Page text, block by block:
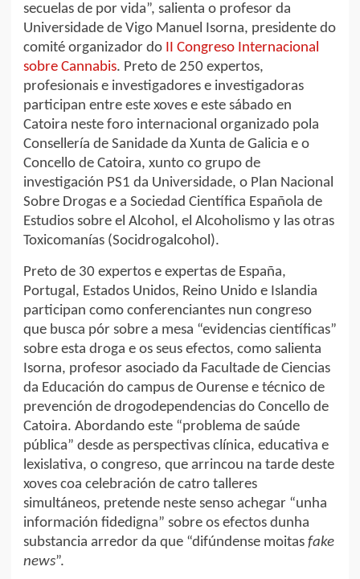
secuelas de por vida”, salienta o profesor da
Universidade de Vigo Manuel Isorna, presidente do
comité organizador do II Congreso Internacional
sobre Cannabis. Preto de 250 expertos,
profesionais e investigadores e investigadoras
participan entre este xoves e este sábado en
Catoira neste foro internacional organizado pola
Consellería de Sanidade da Xunta de Galicia e o
Concello de Catoira, xunto co grupo de
investigación PS1 da Universidade, o Plan Nacional
Sobre Drogas e a Sociedad Científica Española de
Estudios sobre el Alcohol, el Alcoholismo y las otras
Toxicomanías (Socidrogalcohol).
Preto de 30 expertos e expertas de España,
Portugal, Estados Unidos, Reino Unido e Islandia
participan como conferenciantes nun congreso
que busca pór sobre a mesa “evidencias científicas”
sobre esta droga e os seus efectos, como salienta
Isorna, profesor asociado da Facultade de Ciencias
da Educación do campus de Ourense e técnico de
prevención de drogodependencias do Concello de
Catoira. Abordando este “problema de saúde
pública” desde as perspectivas clínica, educativa e
lexislativa, o congreso, que arrincou na tarde deste
xoves coa celebración de catro talleres
simultáneos, pretende neste senso achegar “unha
información fidedigna” sobre os efectos dunha
substancia arredor da que “difúndense moitas fake
news”.